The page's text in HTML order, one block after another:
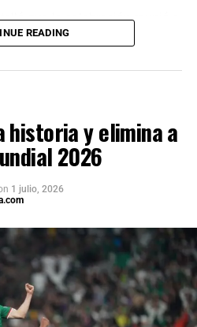
que la celebración reunió a
convirtiéndose en la
llamado a la población a vivir
y priorizar la
READING
historia y elimina a
2026
1 julio, 2026